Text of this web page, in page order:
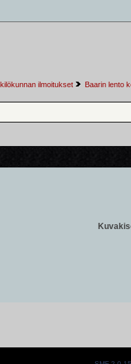
ilmoitukset Baarin lento